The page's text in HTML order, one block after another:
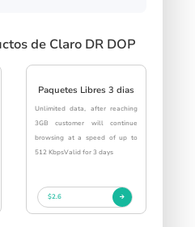
de Claro DR DOP
Paquetes Libres 3 dias
Unlimited data, after reaching
3GB customer will continue
browsing at a speed of up to
512 KbpsValid for 3 days
$2.6